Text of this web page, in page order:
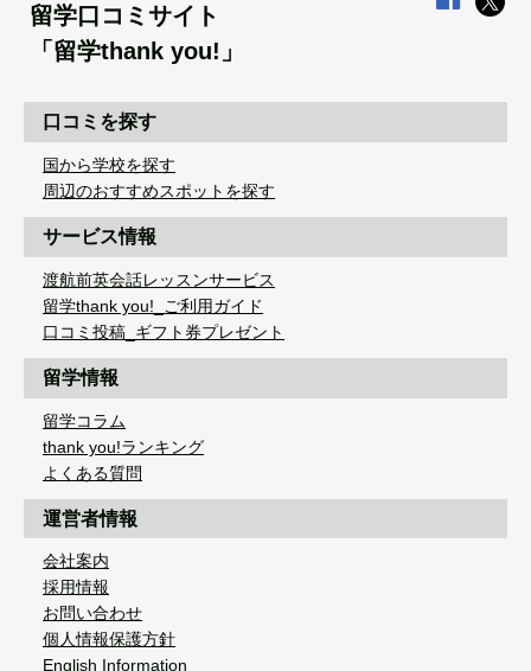
留学口コミサイト
「留学thank you!」
口コミを探す
国から学校を探す
周辺のおすすめスポットを探す
サービス情報
渡航前英会話レッスンサービス
留学thank you!_ご利用ガイド
口コミ投稿_ギフト券プレゼント
留学情報
留学コラム
thank you!ランキング
よくある質問
運営者情報
会社案内
採用情報
お問い合わせ
個人情報保護方針
English Information